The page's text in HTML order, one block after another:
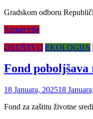
Gradskom odboru
Saznaj više
DRUŠTVO EKOLOGIJA
Fond
18 Januara, 202518
Fond za zaštitu životne